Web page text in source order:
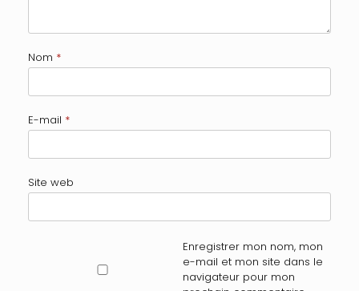
Nom *
E-mail *
Site web
Enregistrer mon nom, mon
e-mail et mon site dans le
navigateur pour mon